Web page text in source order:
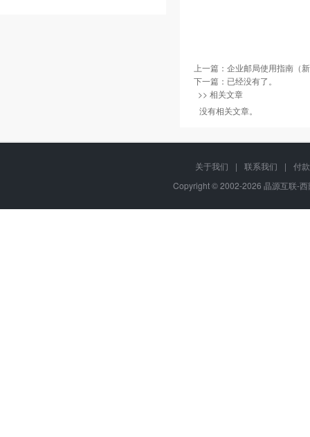
上一篇： 企业邮局使用指南（
下一篇：已经没有了。
>> 相关文章
没有相关文章。
关于我们 | 联系我们 |
付
Copyright © 2002-2026 晶源互联-